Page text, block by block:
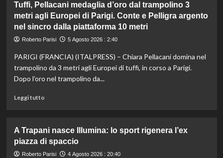
oro
a
Wellbrock
Beach
Soccer,
sei
giorni
spettacolo
a
Scoglitti.
A
Q8,
Under
Tuffi, Pellacani medaglia d’oro dal trampolino 3
metri agli Europei di Parigi. Conte e Pelligra argento
nel sincro dalla piattaforma 10 metri
Roberto Parisi 5 Agosto 2026 : 2:40
PARIGI (FRANCIA) (ITALPRESS) – Chiara Pellacani domina nel
trampolino da 3 metri agli Europei di tuffi, in corso a Parigi.
Dopo l’oro nel trampolino da...
Leggi tuttoLeggi
Tuffi,
Pellacani
medaglia
A Trapani nasce Illumina: lo sport rigenera l’ex
piazza di spaccio
Roberto Parisi 4 Agosto 2026 : 20:40